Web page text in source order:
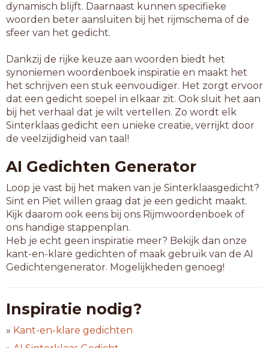
dynamisch blijft. Daarnaast kunnen specifieke
woorden beter aansluiten bij het rijmschema of de
sfeer van het gedicht.
Dankzij de rijke keuze aan woorden biedt het
synoniemen woordenboek inspiratie en maakt het
het schrijven een stuk eenvoudiger. Het zorgt ervoor
dat een gedicht soepel in elkaar zit. Ook sluit het aan
bij het verhaal dat je wilt vertellen. Zo wordt elk
Sinterklaas gedicht een unieke creatie, verrijkt door
de veelzijdigheid van taal!
AI Gedichten Generator
Loop je vast bij het maken van je Sinterklaasgedicht?
Sint en Piet willen graag dat je een gedicht maakt.
Kijk daarom ook eens bij ons Rijmwoordenboek of
ons handige stappenplan.
Heb je echt geen inspiratie meer? Bekijk dan onze
kant-en-klare gedichten of maak gebruik van de AI
Gedichtengenerator. Mogelijkheden genoeg!
Inspiratie nodig?
» Kant-en-klare gedichten